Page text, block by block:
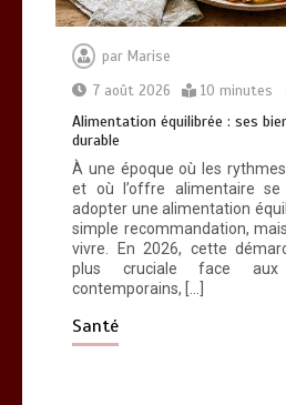
Brosse à dents
la vôtre
0 8
par Marise
7 août 2026
10 minutes
Alimentation équilibrée : ses
durable
À une époque où les
et où l’offre alimentaire se
adopter une alimentation
simple recommandation,
vivre. En 2026, cette
plus cruciale face aux
contemporains, […]
Santé